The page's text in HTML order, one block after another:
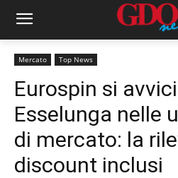
Mercato Top News
Eurospin si
Esselunga nelle
di mercato: la
discount inclusi